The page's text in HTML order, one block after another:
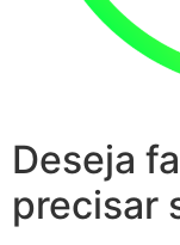
Deseja
precisar